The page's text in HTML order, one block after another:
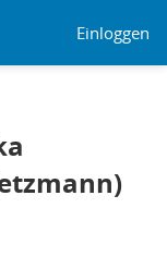
Einloggen